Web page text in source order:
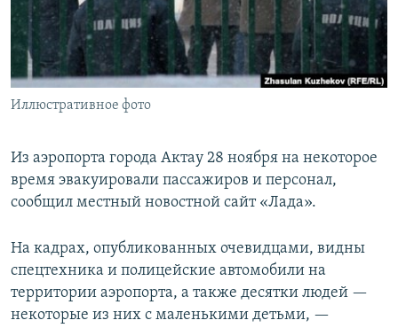
Иллюстративное фото
Из аэропорта города Актау 28 ноября на некоторое
время эвакуировали пассажиров и персонал,
сообщил местный новостной сайт «Лада».
На кадрах, опубликованных очевидцами, видны
спецтехника и полицейские автомобили на
территории аэропорта, а также десятки людей —
некоторые из них с маленькими детьми, —